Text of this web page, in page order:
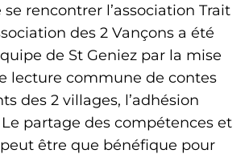
se rencontrer l’association Trait
des 2 Vançons a été
de St Geniez par la mise
lecture commune de contes
des 2 villages, l’adhésion
Le partage des compétences et
être que bénéfique pour